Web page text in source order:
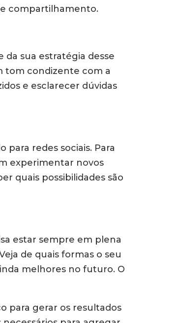
compartilhamento.
da sua estratégia desse
tom condizente com a
e esclarecer dúvidas
redes sociais. Para
experimentar novos
quais possibilidades são
estar sempre em plena
de quais formas o seu
melhores no futuro. O
para gerar os resultados